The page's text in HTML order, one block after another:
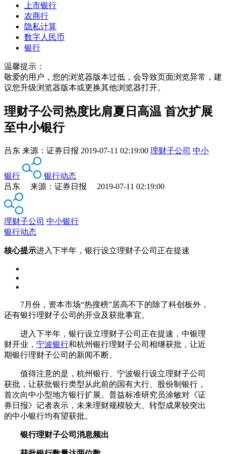
上市银行
农商行
隐私计算
数字人民币
银行
温馨提示：
敬爱的用户，您的浏览器版本过低，会导致页面浏览异常，建
议您升级浏览器版本或更换其他浏览器打开。
理财子公司热度比肩夏日高温 首次扩展
至中小银行
吕东 来源： 证券日报 2019-07-11 02:19:00 理财子公司 中小
银行
银行动态
吕东 来源：证券日报 2019-07-11 02:19:00
理财子公司 中小银行
银行动态
核心提示进入下半年，银行设立理财子公司正在提速
7月份，资本市场“热搜榜”居高不下的除了科创板外，
还有银行理财子公司的开业及获批事宜。
进入下半年，银行设立理财子公司正在提速，中银理
财开业， 宁波银行和杭州银行理财子公司相继获批，让近
期银行理财子公司的新闻不断。
值得注意的是，杭州银行、宁波银行设立理财子公司
获批，让获批银行类型从此前的国有大行、股份制银行，
首次向中小型地方银行扩展。普益标准研究员涂敏对《证
券日报》记者表示，未来理财规模较大、转型成果较突出
的中小银行均有望获批。
银行理财子公司消息频出